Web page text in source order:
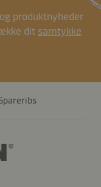
produktnyheder
dit samtykke